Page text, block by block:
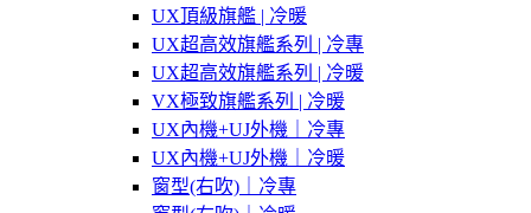
UX頂級旗艦 | 冷暖
UX超高效旗艦系列 | 冷專
UX超高效旗艦系列 | 冷暖
VX極致旗艦系列 | 冷暖
UX內機+UJ外機｜冷專
UX內機+UJ外機｜冷暖
窗型(右吹)｜冷專